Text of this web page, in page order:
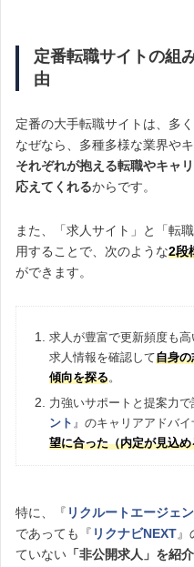
定番転職サイトの組
由
定番の大手転職サイトは、多
なぜなら、多種多様な業界や
それぞれが抱える転職やキャ
応えてくれるからです。
また、「求人サイト」と「転
用することで、次のような2段
ができます。
求人が豊富で更新頻度も高
求人情報を確認して自身の
傾向を探る。
力強いサポートと提案力
ント 』のキャリアアドバイ
望に合った（内定が見込
特に、『 リクルートエージェ
であっても『 リクナビNEXT』
ていない 「非公開求人」を紹